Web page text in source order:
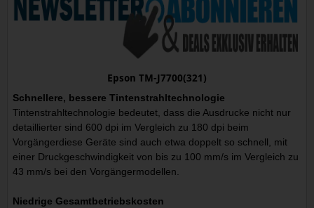
Epson TM-J7700(321)
Schnellere, bessere Tintenstrahltechnologie
Tintenstrahltechnologie bedeutet, dass die Ausdrucke nicht nur
detaillierter sind 600 dpi im Vergleich zu 180 dpi beim
Vorgängerdiese Geräte sind auch etwa doppelt so schnell, mit
einer Druckgeschwindigkeit von bis zu 100 mm/s im Vergleich zu
43 mm/s bei den Vorgängermodellen.
Niedrige Gesamtbetriebskosten